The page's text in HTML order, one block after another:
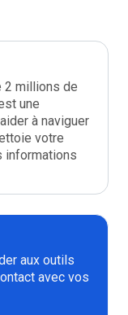
2 millions de
une
à naviguer
votre
informations
aux outils
avec vos